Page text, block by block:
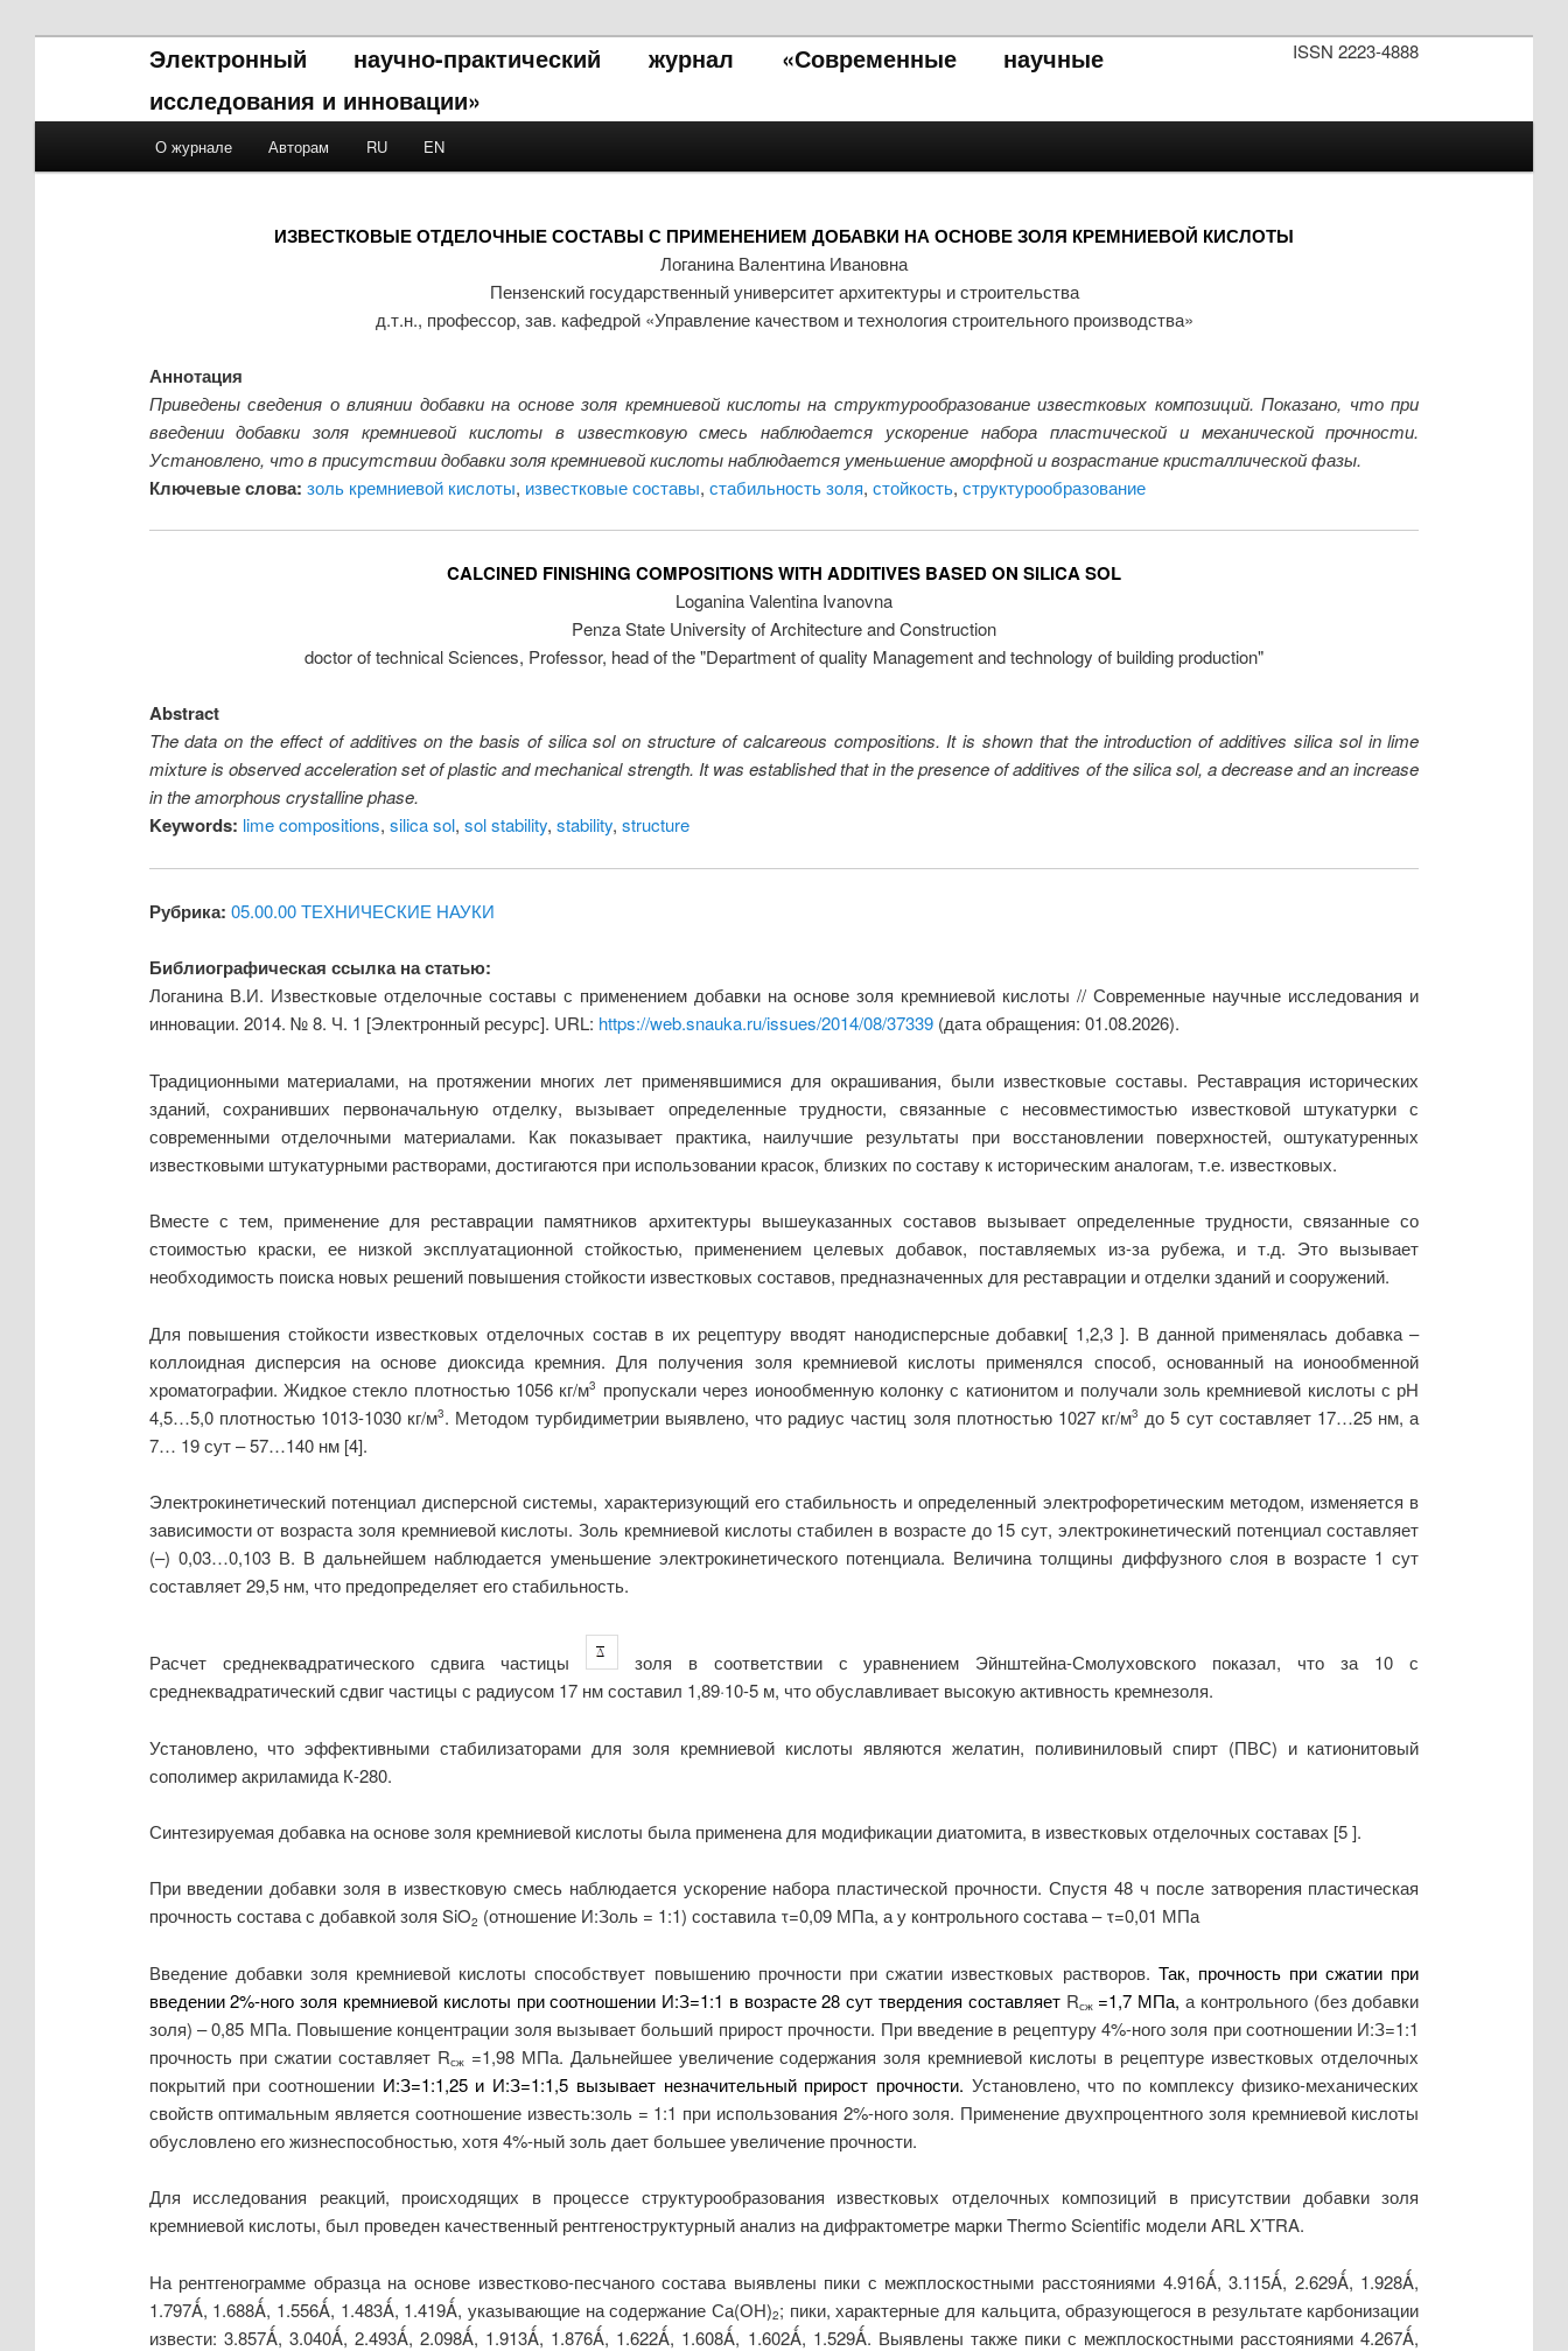
ISSN 2223-4888
Электронный научно-практический журнал «Современные научные
исследования и инновации»
Skip to primary content
Skip to secondary content
О журнале Авторам RU EN
ИЗВЕСТКОВЫЕ ОТДЕЛОЧНЫЕ СОСТАВЫ С ПРИМЕНЕНИЕМ ДОБАВКИ НА ОСНОВЕ ЗОЛЯ КРЕМНИЕВОЙ КИСЛОТЫ
Логанина Валентина Ивановна
Пензенский государственный университет архитектуры и строительства
д.т.н., профессор, зав. кафедрой «Управление качеством и технология строительного производства»
Аннотация
Приведены сведения о влиянии добавки на основе золя кремниевой кислоты на структурообразование известковых композиций. Показано, что при
введении добавки золя кремниевой кислоты в известковую смесь наблюдается ускорение набора пластической и механической прочности.
Установлено, что в присутствии добавки золя кремниевой кислоты наблюдается уменьшение аморфной и возрастание кристаллической фазы.
Ключевые слова: золь кремниевой кислоты, известковые составы, стабильность золя, стойкость, структурообразование
CALCINED FINISHING COMPOSITIONS WITH ADDITIVES BASED ON SILICA SOL
Loganina Valentina Ivanovna
Penza State University of Architecture and Construction
doctor of technical Sciences, Professor, head of the "Department of quality Management and technology of building production"
Abstract
The data on the effect of additives on the basis of silica sol on structure of calcareous compositions. It is shown that the introduction of additives silica sol in lime
mixture is observed acceleration set of plastic and mechanical strength. It was established that in the presence of additives of the silica sol, a decrease and an increase
in the amorphous crystalline phase.
Keywords: lime compositions, silica sol, sol stability, stability, structure
Рубрика: 05.00.00 ТЕХНИЧЕСКИЕ НАУКИ
Библиографическая ссылка на статью:
Логанина В.И. Известковые отделочные составы с применением добавки на основе золя кремниевой кислоты // Современные научные исследования и
инновации. 2014. № 8. Ч. 1 [Электронный ресурс]. URL: https://web.snauka.ru/issues/2014/08/37339(дата обращения: 01.08.2026).
Традиционными материалами, на протяжении многих лет применявшимися для окрашивания, были известковые составы. Реставрация исторических
зданий, сохранивших первоначальную отделку, вызывает определенные трудности, связанные с несовместимостью известковой штукатурки с
современными отделочными материалами. Как показывает практика, наилучшие результаты при восстановлении поверхностей, оштукатуренных
известковыми штукатурными растворами, достигаются при использовании красок, близких по составу к историческим аналогам, т.е. известковых.
Вместе с тем, применение для реставрации памятников архитектуры вышеуказанных составов вызывает определенные трудности, связанные со
стоимостью краски, ее низкой эксплуатационной стойкостью, применением целевых добавок, поставляемых из-за рубежа, и т.д. Это вызывает
необходимость поиска новых решений повышения стойкости известковых составов, предназначенных для реставрации и отделки зданий и сооружений.
Для повышения стойкости известковых отделочных состав в их рецептуру вводят нанодисперсные добавки[ 1,2,3 ]. В данной применялась добавка –
коллоидная дисперсия на основе диоксида кремния. Для получения золя кремниевой кислоты применялся способ, основанный на ионообменной
хроматографии. Жидкое стекло плотностью 1056 кг/м3 пропускали через ионообменную колонку с катионитом и получали золь кремниевой кислоты с рН
4,5…5,0 плотностью 1013-1030 кг/м3. Методом турбидиметрии выявлено, что радиус частиц золя плотностью 1027 кг/м3 до 5 сут составляет 17…25 нм, а
7… 19 сут – 57…140 нм [4].
Электрокинетический потенциал дисперсной системы, характеризующий его стабильность и определенный электрофоретическим методом, изменяется в
зависимости от возраста золя кремниевой кислоты. Золь кремниевой кислоты стабилен в возрасте до 15 сут, электрокинетический потенциал составляет
(–) 0,03…0,103 В. В дальнейшем наблюдается уменьшение электрокинетического потенциала. Величина толщины диффузного слоя в возрасте 1 сут
составляет 29,5 нм, что предопределяет его стабильность.
Расчет среднеквадратического сдвига частицы
золя в соответствии с уравнением Эйнштейна-Смолуховского показал, что за 10 с
среднеквадратический сдвиг частицы с радиусом 17 нм составил 1,89·10-5 м, что обуславливает высокую активность кремнезоля.
Установлено, что эффективными стабилизаторами для золя кремниевой кислоты являются желатин, поливиниловый спирт (ПВС) и катионитовый
сополимер акриламида К-280.
Синтезируемая добавка на основе золя кремниевой кислоты была применена для модификации диатомита, в известковых отделочных составах [5 ].
При введении добавки золя в известковую смесь наблюдается ускорение набора пластической прочности. Спустя 48 ч после затворения пластическая
прочность состава с добавкой золя SiO2 (отношение И:Золь = 1:1) составила τ=0,09 МПа, а у контрольного состава – τ=0,01 МПа
Введение добавки золя кремниевой кислоты способствует повышению прочности при сжатии известковых растворов. Так, прочность при сжатии при
введении 2%-ного золя кремниевой кислоты при соотношении И:З=1:1 в возрасте 28 сут твердения составляет Rсж=1,7 МПа, а контрольного (без добавки
золя) – 0,85 МПа. Повышение концентрации золя вызывает больший прирост прочности. При введение в рецептуру 4%-ного золя при соотношении И:З=1:1
прочность при сжатии составляет Rсж=1,98 МПа. Дальнейшее увеличение содержания золя кремниевой кислоты в рецептуре известковых отделочных
покрытий при соотношении И:З=1:1,25 и И:З=1:1,5 вызывает незначительный прирост прочности. Установлено, что по комплексу физико-механических
свойств оптимальным является соотношение известь:золь = 1:1 при использования 2%-ного золя. Применение двухпроцентного золя кремниевой кислоты
обусловлено его жизнеспособностью, хотя 4%-ный золь дает большее увеличение прочности.
Для исследования реакций, происходящих в процессе структурообразования известковых отделочных композиций в присутствии добавки золя
кремниевой кислоты, был проведен качественный рентгеноструктурный анализ на дифрактометре марки Thermo Scientific модели ARL X’TRA.
На рентгенограмме образца на основе известково-песчаного состава выявлены пики с межплоскостными расстояниями 4.916Ǻ, 3.115Ǻ, 2.629Ǻ, 1.928Ǻ,
1.797Ǻ, 1.688Ǻ, 1.556Ǻ, 1.483Ǻ, 1.419Ǻ, указывающие на содержание Са(ОН)2; пики, характерные для кальцита, образующегося в результате карбонизации
извести: 3.857Ǻ, 3.040Ǻ, 2.493Ǻ, 2.098Ǻ, 1.913Ǻ, 1.876Ǻ, 1.622Ǻ, 1.608Ǻ, 1.602Ǻ, 1.529Ǻ. Выявлены также пики с межплоскостными расстояниями 4.267Ǻ,